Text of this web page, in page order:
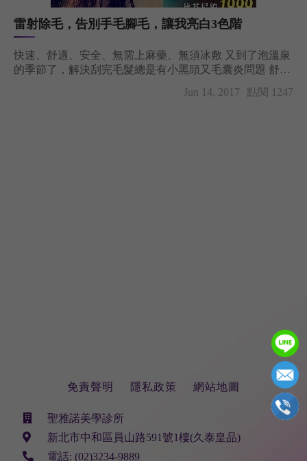
雷射除毛，告別手毛腳毛，讓我亮白3色階
快速、舒適、安全、無需上麻藥、無須冰敷 又到了泡溫泉
的季節了，解決刮完毛髮總是有小黑頭又毛囊炎問題 舒適
Jun 14, 2017 點閱 1247
聖雅諾美學診所
新北市中和區員山路591號1樓(久泰皇品)
電話: (02)3234-9889
免責聲明 隱私政策 網站地圖